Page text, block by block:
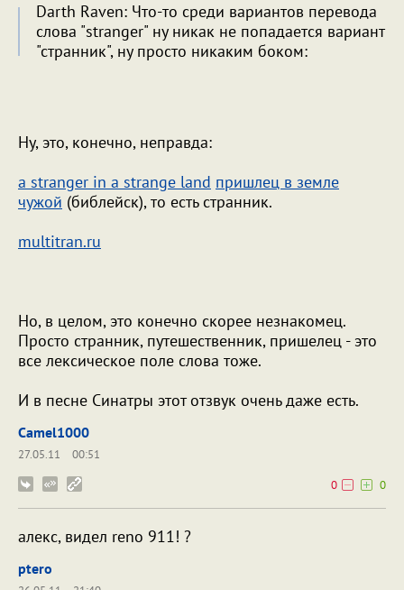
Darth Raven: Что-то среди вариантов перевода
слова "stranger" ну никак не попадается вариант
"странник", ну просто никаким боком:
Ну, это, конечно, неправда:
a stranger in a strange land пришлец в земле
чужой (библейск), то есть странник.
multitran.ru
Но, в целом, это конечно скорее незнакомец.
Просто странник, путешественник, пришелец - это
все лексическое поле слова тоже.
И в песне Синатры этот отзвук очень даже есть.
Camel1000
27.05.11
00:51
0
0
алекс, видел reno 911! ?
ptero